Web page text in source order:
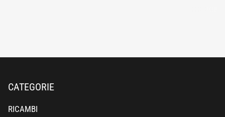
CATEGORIE
RICAMBI